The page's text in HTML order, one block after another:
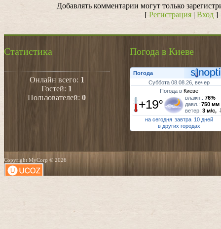
Добавлять комментарии могут только
[Регистрация |Вход ]
Статистика
Онлайн всего: 1
Гостей: 1
Пользователей:0
Погода в Киеве
Погода
Суббота 08.08.26, вечер
Погода вКиеве
+19° влажн.:76%
давл.:750 мм
ветер:3 м/с,
на сегодня завтра 10 дней
в других городах
Copyright MyCorp © 2026